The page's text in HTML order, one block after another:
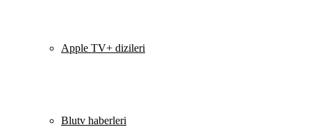
Apple TV+ dizileri
Blutv haberleri